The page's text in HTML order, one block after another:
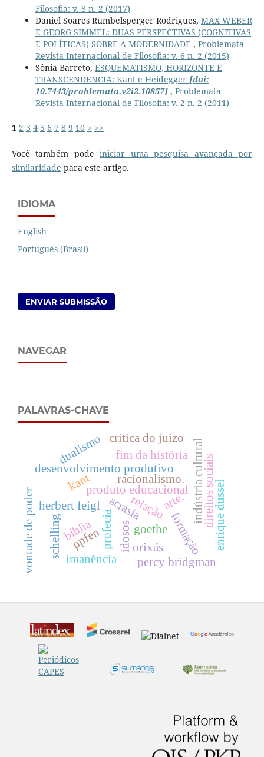
Filosofia: v. 8 n. 2 (2017)
Daniel Soares Rumbelsperger Rodrigues, MAX WEBER
E GEORG SIMMEL: DUAS PERSPECTIVAS (COGNITIVAS
E POLÍTICAS) SOBRE A MODERNIDADE , Problemata -
Revista Internacional de Filosofia: v. 6 n. 2 (2015)
Sônia Barreto, ESQUEMATISMO, HORIZONTE E
TRANSCENDENCIA: Kant e Heidegger [doi:
10.7443/problemata.v2i2.10857], Problemata -
Revista Internacional de Filosofia: v. 2 n. 2 (2011)
1 2 3 4 5 6 7 8 9 10 > >>
Você também podeiniciar uma pesquisa avançada por
similaridade para este artigo.
IDIOMA
English
Português (Brasil)
ENVIAR SUBMISSÃO
NAVEGAR
PALAVRAS-CHAVE
kant
herbert feigl
bíblia profecia
produto educacional
relação
vontade de poder acrasia
desenvolvimento produtivo
formação
indústria cultural
percy bridgman
fim da história
idosos
direitos sociaisenrique dussel
arte.
schelling
racionalismo.
goethe
dualismo crítica do juízo
imanência
ppfen orixás